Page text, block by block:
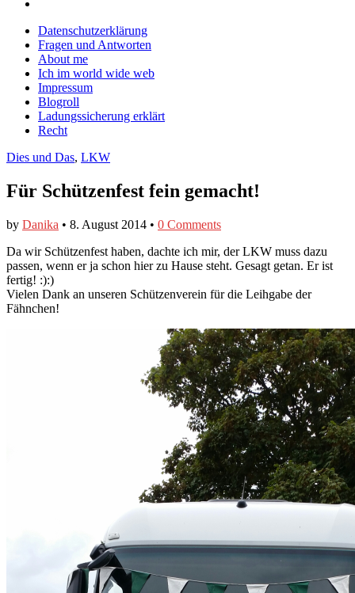
Facebook
anzeigen
Twitter
anzeigen
auf
Instagram
anzeigen
Main
menu
Skip
content
Datenschutzerklärung
Fragen und Antworten
About me
Ich im world wide web
Impressum
Blogroll
Ladungssicherung erklärt
Recht
Dies und Das, LKW
Für Schützenfest fein gemacht!
by Danika • 8. August 2014 • 0 Comments
Da wir Schützenfest haben, dachte ich mir, der LKW muss dazu
passen, wenn er ja schon hier zu Hause steht. Gesagt getan. Er ist
fertig! :):)
Vielen Dank an unseren Schützenverein für die Leihgabe der
Fähnchen!